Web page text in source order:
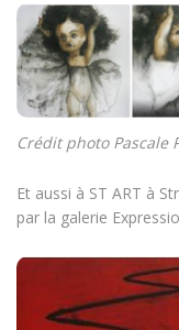
Crédit photo Pascale
Et aussi à ST ART à
par la galerie